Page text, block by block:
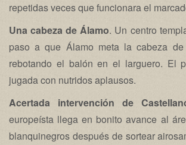
repetidas veces que funcionara el
Una cabeza de Álamo. Un centro
paso a que Álamo meta la cabeza de
rebotando el balón en el larguero. El
jugada con nutridos aplausos.
Acertada intervención de
europeísta llega en bonito avance al
blanquinegros después de sortear